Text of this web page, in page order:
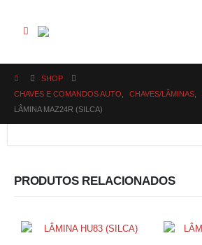
SHOP
CHAVES E COMANDOS AUTO
CHAVES/LÂMINAS
LÂMINA MAZ24R (SILCA)
PRODUTOS RELACIONADOS